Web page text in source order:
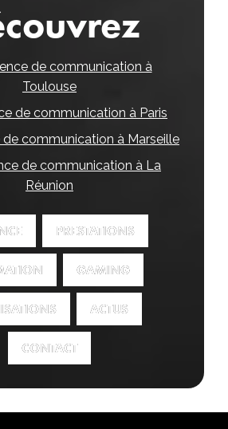
de communication à
Toulouse
de communication à Paris
de communication à Marseille
de communication à La
Réunion
PRESTATIONS
PRESTATIONS
GAMING
GAMING
ACTUS
ACTUS
CONTACT
CONTACT